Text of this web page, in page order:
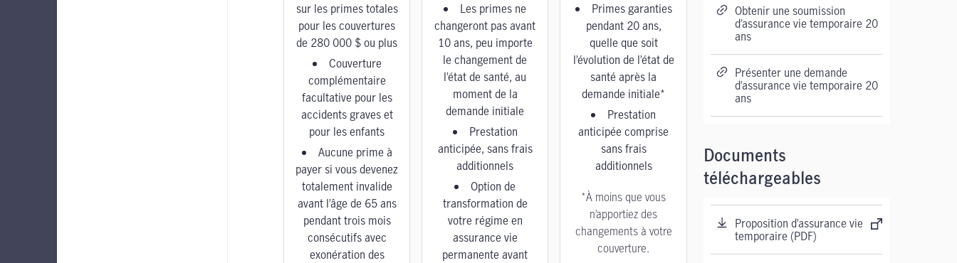
sur les primes totales
pour les couvertures
de 280 000 $ ou plus
Couverture
complémentaire
facultative pour les
accidents graves et
pour les enfants
Aucune prime à
payer si vous devenez
totalement invalide
avant l’âge de 65 ans
pendant trois mois
consécutifs avec
exonération des
Les primes ne
changeront pas avant
10 ans, peu importe
le changement de
l’état de santé, au
moment de la
demande initiale
Prestation
anticipée, sans frais
additionnels
Option de
transformation de
votre régime en
assurance vie
permanente avant
Primes garanties
pendant 20 ans,
quelle que soit
l’évolution de l’état de
santé après la
demande initiale*
Prestation
anticipée comprise
sans frais
additionnels
*À moins que vous
n’apportiez des
changements à votre
couverture.
Obtenir une soumission
d’assurance vie temporaire 20
ans
Présenter une demande
d’assurance vie temporaire 20
ans
Documents
téléchargeables
Proposition d’assurance vie
temporaire (PDF)